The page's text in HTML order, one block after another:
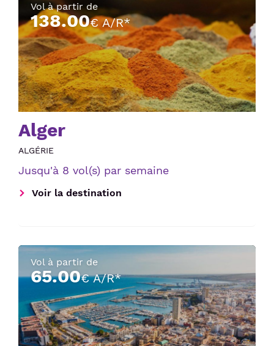
Vol à partir de
138.00€ A/R*
Alger
ALGÉRIE
Jusqu'à 8 vol(s) par semaine
Voir la destination
Vol à partir de
65.00€ A/R*